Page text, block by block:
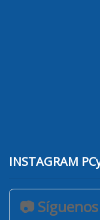
INSTAGRAM
📷